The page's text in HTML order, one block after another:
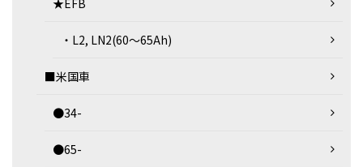
★EFB
・L2, LN2(60～65Ah)
■米国車
●34-
●65-